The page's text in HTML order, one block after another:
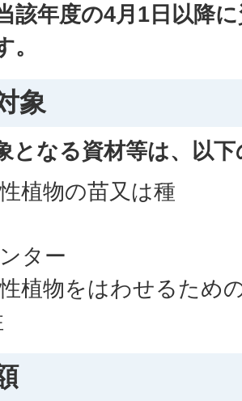
該年度の4月1日以降
象
となる資材等は、以
植物の苗又は種
ター
植物をはわせるため